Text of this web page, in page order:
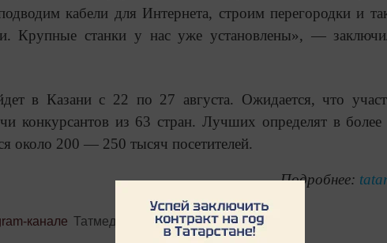
кабели для Интернета, строим перегородки и
Крупные станки у нас уже установлены», —
в Казани с 22 по 27 августа. Ожидается, что
конкурсантов из 63 стран. Лучших определят в
около 200 — 250 тысяч посетителей.
Подробнее:
канале Татмедиа